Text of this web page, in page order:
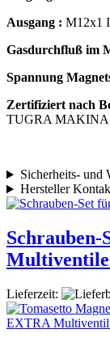
Ausgang : M12x1
Gasdurchfluß im
Spannung
Zertifiziert nach
TUGRA MAKINA,
Sicherheits- und
Hersteller
Schrauben-
Multiventile
Lieferzeit: